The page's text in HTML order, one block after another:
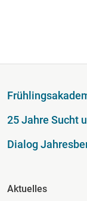
Fußzeile
25 Jahre Sucht
Dialog
Fusszeile
Aktuelles